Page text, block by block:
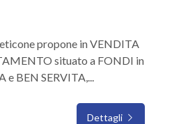
propone in VENDITA
situato a FONDI in
BEN SERVITA,...
Dettagli